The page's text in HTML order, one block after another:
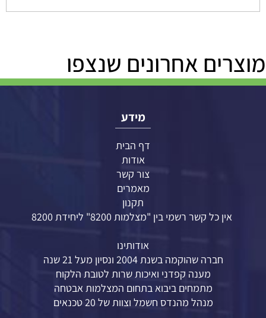
מוצרים אחרונים שנצפו
מידע
דף הבית
אודות
צור קשר
מאמרים
תקנון
אין כל קשר רשמי בין "מצלמות 8200" ליחידת 8200
אודותינו
חברה שהוקמה בשנת 2004 ונסיון מעל 21 שנה
מענה קפדני ואיכות שרות לטובת הלקוח
מתמחים ביבוא בתחום המצלמות אבטחה
מנהל מהנדס חשמל וצוות של 20 טכנאים